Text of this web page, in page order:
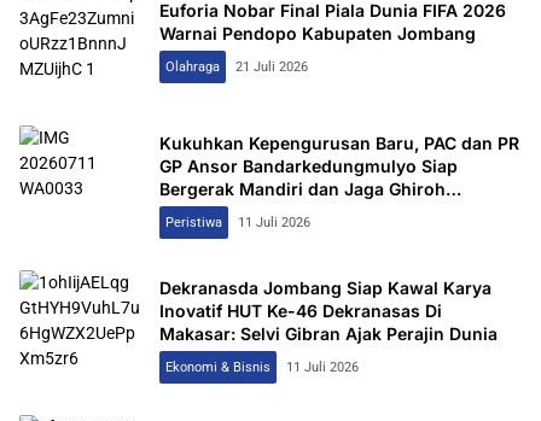
Euforia Nobar Final Piala Dunia FIFA 2026
Warnai Pendopo Kabupaten Jombang
Olahraga 21 Juli 2026
Kukuhkan Kepengurusan Baru, PAC dan PR
GP Ansor Bandarkedungmulyo Siap
Bergerak Mandiri dan Jaga Ghiroh
Perjuangan
Peristiwa 11 Juli 2026
Dekranasda Jombang Siap Kawal Karya
Inovatif HUT Ke-46 Dekranasas Di
Makasar: Selvi Gibran Ajak Perajin Dunia
Ekonomi & Bisnis 11 Juli 2026